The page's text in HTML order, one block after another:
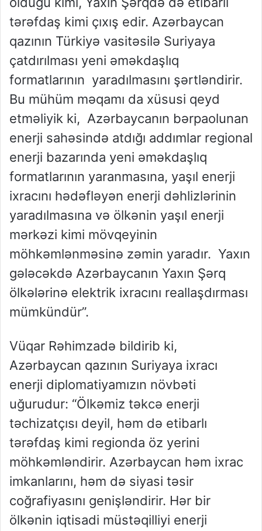
tərəfdaş kimi çıxış edir. Azərbaycan
qazının Türkiyə vasitəsilə Suriyaya
çatdırılması yeni əməkdaşlıq
formatlarının yaradılmasını şərtləndirir.
Bu mühüm məqamı da xüsusi qeyd
etməliyik ki, Azərbaycanın bərpaolunan
enerji sahəsində atdığı addımlar regional
enerji bazarında yeni əməkdaşlıq
formatlarının yaranmasına, yaşıl enerji
ixracını hədəfləyən enerji dəhlizlərinin
yaradılmasına və ölkənin yaşıl enerji
mərkəzi kimi mövqeyinin
möhkəmlənməsinə zəmin yaradır. Yaxın
gələcəkdə Azərbaycanın Yaxın Şərq
ölkələrinə elektrik ixracını reallaşdırması
mümkündür”.
Vüqar Rəhimzadə bildirib ki,
Azərbaycan qazının Suriyaya ixracı
enerji diplomatiyamızın növbəti
uğurudur: “Ölkəmiz təkcə enerji
təchizatçısı deyil, həm də etibarlı
tərəfdaş kimi regionda öz yerini
möhkəmləndirir. Azərbaycan həm ixrac
imkanlarını, həm də siyasi təsir
coğrafiyasını genişləndirir. Hər bir
ölkənin iqtisadi müstəqilliyi enerji